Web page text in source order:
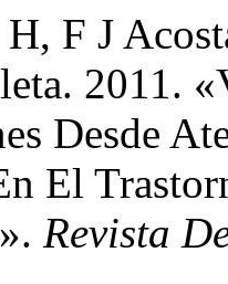
H, F J
2011.
Desde
El
Revista